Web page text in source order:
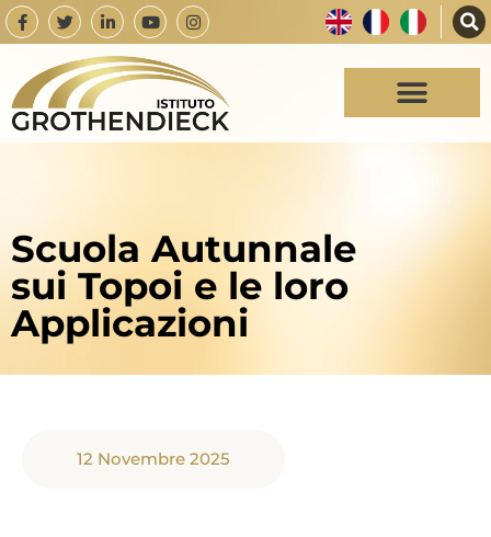
Scuola Autunnale
sui Topoi e le loro
Applicazioni
12 Novembre 2025